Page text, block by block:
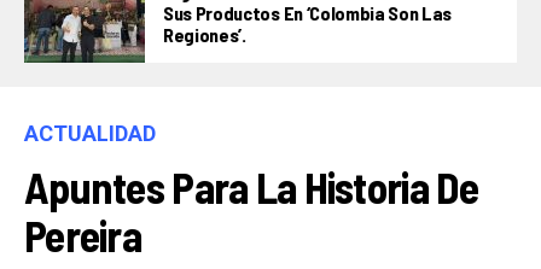
Sus Productos En ‘Colombia Son Las
Regiones’.
ACTUALIDAD
Apuntes Para La Historia De
Pereira